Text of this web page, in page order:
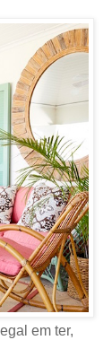
em ter,